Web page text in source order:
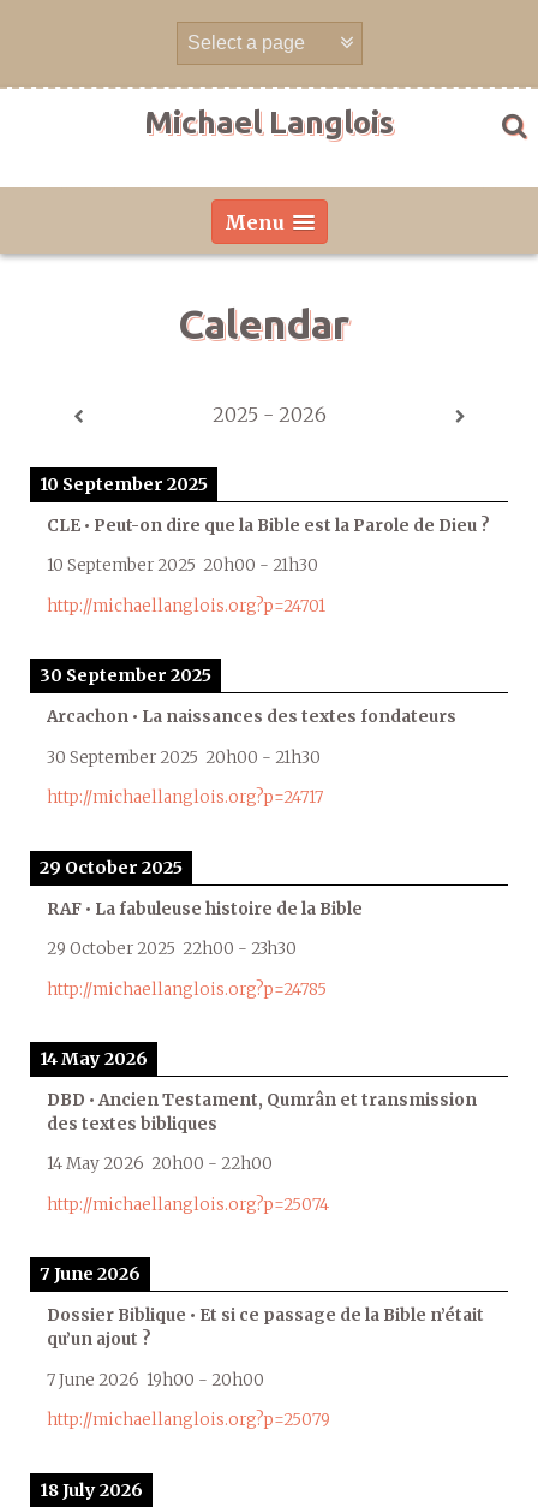
Michael Langlois
Menu
Calendar
2025 - 2026
10 September 2025
CLE • Peut-on dire que la Bible est la Parole de Dieu ?
10 September 2025 20h00 - 21h30
http://michaellanglois.org?p=24701
30 September 2025
Arcachon • La naissances des textes fondateurs
30 September 2025 20h00 - 21h30
http://michaellanglois.org?p=24717
29 October 2025
RAF • La fabuleuse histoire de la Bible
29 October 2025 22h00 - 23h30
http://michaellanglois.org?p=24785
14 May 2026
DBD • Ancien Testament, Qumrân et transmission
des textes bibliques
14 May 2026 20h00 - 22h00
http://michaellanglois.org?p=25074
7 June 2026
Dossier Biblique • Et si ce passage de la Bible n’était
qu’un ajout ?
7 June 2026 19h00 - 20h00
http://michaellanglois.org?p=25079
18 July 2026